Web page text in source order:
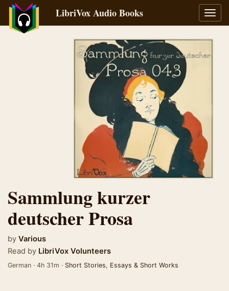
LibriVox Audio Books
Sammlung kurzer
deutscher Prosa
by Various
Read by LibriVox Volunteers
German · 4h 31m · Short Stories, Essays & Short Works